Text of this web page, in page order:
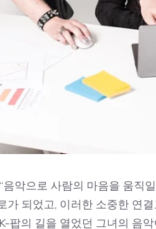
음악으로 사람의 마음을 움직
가 되었고, 이러한 소중한 연
팝의 길을 열었던 그녀의 음